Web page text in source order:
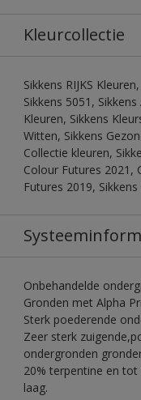
Kleurcollectie
Sikkens RIJKS
Sikkens 5051,
Kleuren, Sikkens
Witten, Sikkens
Collectie kleuren,
Colour Futures 2021,
Futures 2019,
Onbehandelde
Gronden met Alpha
Sterk poederende
Zeer sterk
ondergronden
20% terpentine en
laag.